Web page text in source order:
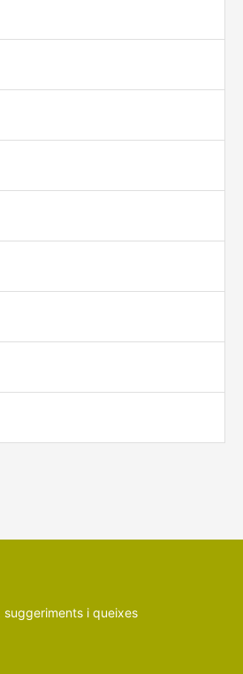
i queixes